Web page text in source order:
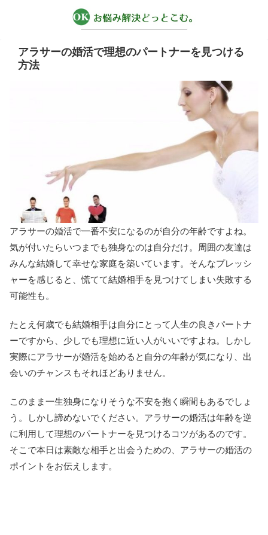
アラサーの婚活で理想のパートナーを見つける
方法
アラサーの婚活で一番不安になるのが自分の年齢ですよね。
気が付いたらいつまでも独身なのは自分だけ。周囲の友達は
みんな結婚して幸せな家庭を築いています。そんなプレッシ
ャーを感じると、慌てて結婚相手を見つけてしまい失敗する
可能性も。
たとえ何歳でも結婚相手は自分にとって人生の良きパートナ
ーですから、少しでも理想に近い人がいいですよね。しかし
実際にアラサーが婚活を始めると自分の年齢が気になり、出
会いのチャンスもそれほどありません。
このまま一生独身になりそうな不安を抱く瞬間もあるでしょ
う。しかし諦めないでください。アラサーの婚活は年齢を逆
に利用して理想のパートナーを見つけるコツがあるのです。
そこで本日は素敵な相手と出会うための、アラサーの婚活の
ポイントをお伝えします。